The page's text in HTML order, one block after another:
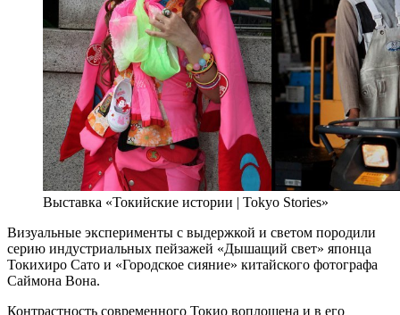
Выставка «Токийские истории | Tokyo Stories»
Визуальные эксперименты с выдержкой и светом породили
серию индустриальных пейзажей «Дышащий свет» японца
Токихиро Сато и «Городское сияние» китайского фотографа
Саймона Вона.
Контрастность современного Токио воплощена и в его